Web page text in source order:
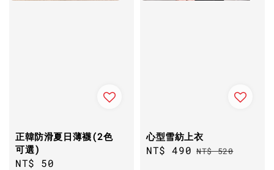
正韓防滑夏日薄襪(2色
可選)
Regular
NT$ 50
心型雪紡上衣
Sale
NT$ 490 Regular
NT$ 520